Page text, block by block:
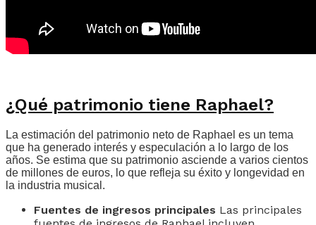
¿Qué patrimonio tiene Raphael?
La estimación del patrimonio neto de Raphael es un tema
que ha generado interés y especulación a lo largo de los
años. Se estima que su patrimonio asciende a varios cientos
de millones de euros, lo que refleja su éxito y longevidad en
la industria musical.
Fuentes de ingresos principales Las principales